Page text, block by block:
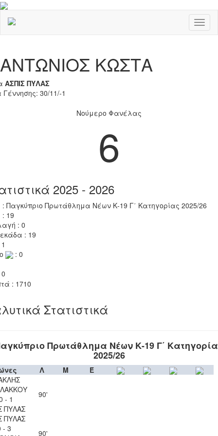
ΑΝΤΩΝΙΟΣ ΚΩΣΤΑ
ΑΣΠΙΣ ΠΥΛΑΣ
30/11/-1
Νούμερο Φανέλας
6
2025 - 2026
: Παγκύπριο Πρωτάθλημα Νέων Κ-19 Γ΄ Κατηγορίας 2025/26
19
: 0
: 19
: 0
: 1710
Στατιστικά
Πρωτάθλημα Νέων Κ-19 Γ΄
2025/26
Λ Μ
Έ
- 1
ΠΥΛΑΣ
90'
ΠΥΛΑΣ
- 3
90'